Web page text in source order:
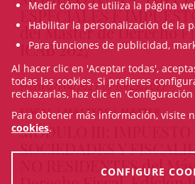
ESPECIALES E
del Máster de Derecho
ICAB 2027
From 07/14/2027 to 10/25/2027
FISCAL | MASTERS | MASTER
MÓDULO III: IMPUESTO
SOCIEDADES Y
NO RESIDENTES del
Medir cómo se utiliza la página
Habilitar la personalización de la
Para funciones de publicidad,
Al hacer clic en 'Aceptar todas',
todas las cookies. Si prefieres
rechazarlas, haz clic en 'Configuración
Para obtener más información, visite
cookies.
CONFIGURE